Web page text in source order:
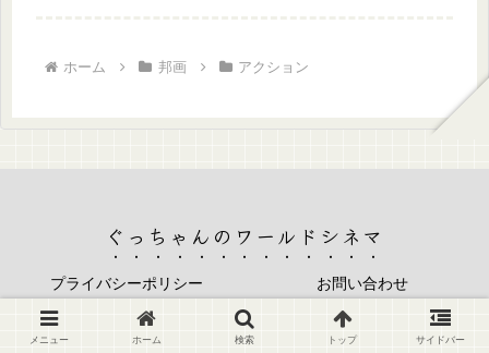
ホーム 邦画 アクション
ぐっちゃんのワールドシネマ
プライバシーポリシー お問い合わせ
© 2022 ぐっちゃんのワールドシネマ.
メニュー ホーム 検索 トップ サイドバー